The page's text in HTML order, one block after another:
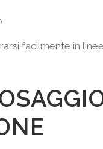
facilmente in